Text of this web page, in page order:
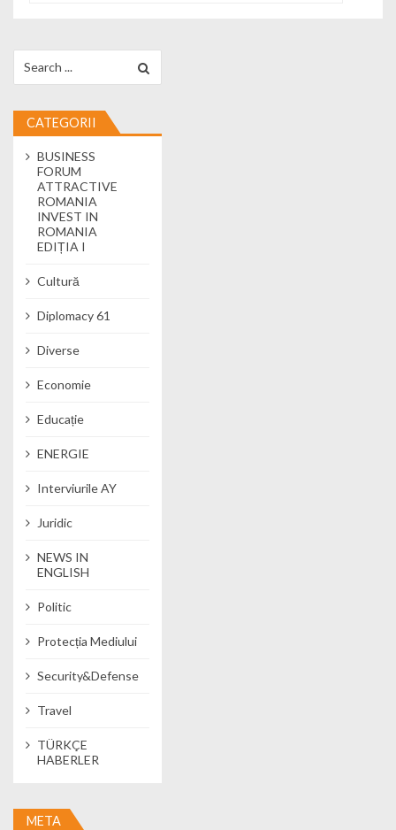
CATEGORII
BUSINESS
FORUM
ATTRACTIVE
ROMANIA
INVEST IN
ROMANIA
EDIȚIA I
Cultură
Diplomacy 61
Diverse
Economie
Educație
ENERGIE
Interviurile AY
Juridic
NEWS IN
ENGLISH
Politic
Protecția Mediului
Security&Defense
Travel
TÜRKÇE
HABERLER
META